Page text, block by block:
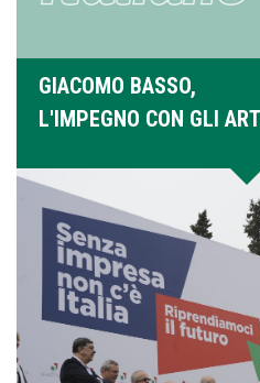
GIACOMO BASSO,
L'IMPEGNO CON GLI